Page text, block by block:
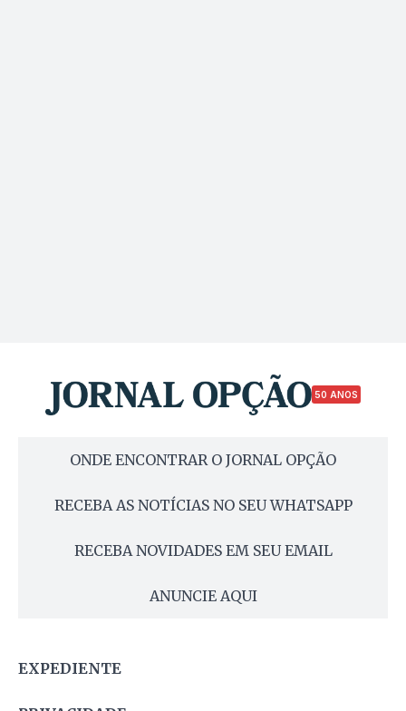
50 ANOS
ONDE ENCONTRAR O JORNAL OPÇÃO
RECEBA AS NOTÍCIAS NO SEU WHATSAPP
RECEBA NOVIDADES EM SEU EMAIL
ANUNCIE AQUI
EXPEDIENTE